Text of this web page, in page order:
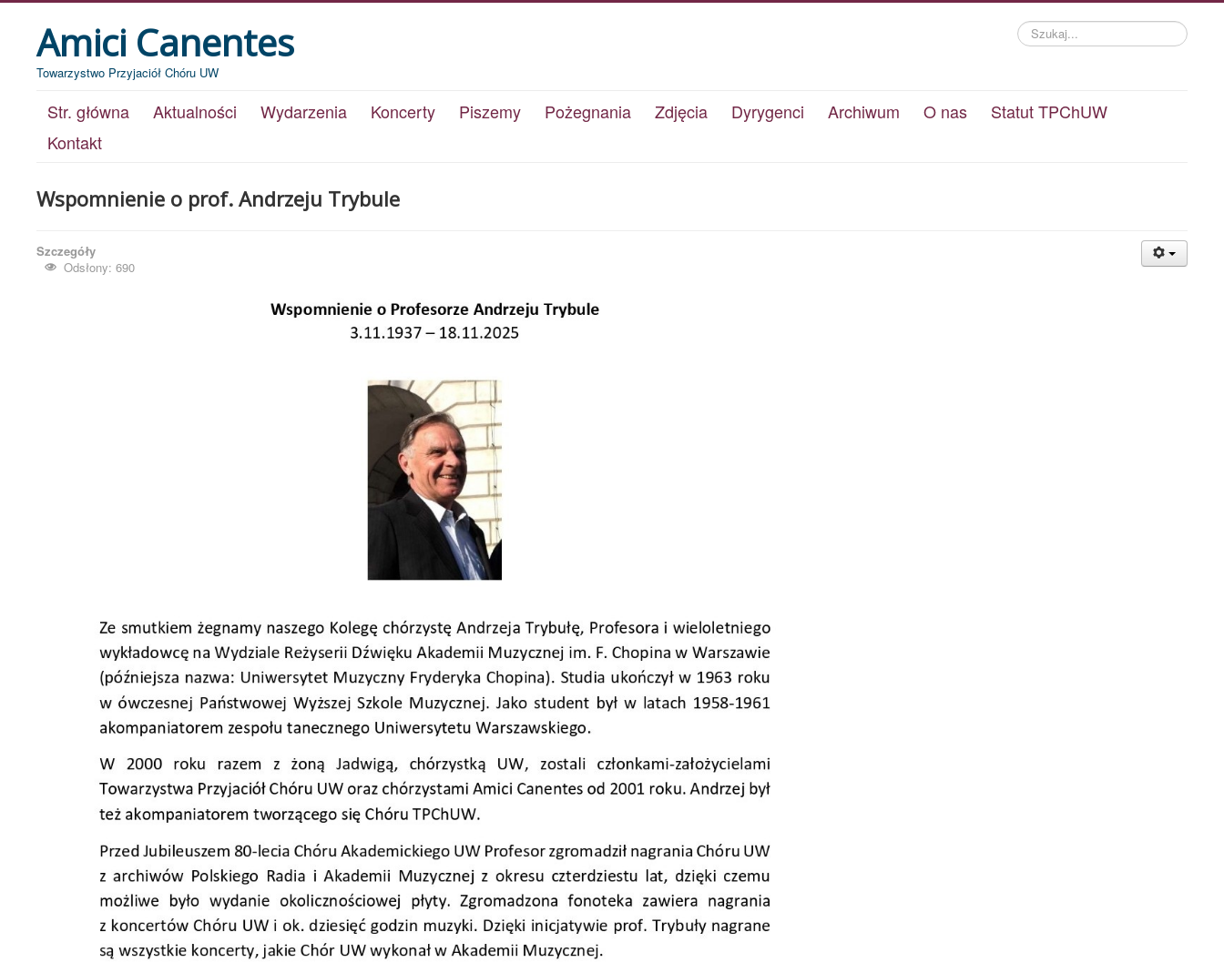
Amici Canentes
Towarzystwo Przyjaciół Chóru UW
Szukaj...
Str. główna Aktualności Wydarzenia Koncerty Piszemy Pożegnania Zdjęcia Dyrygenci Archiwum O nas
Statut TPChUW
Kontakt
Wspomnienie o prof. Andrzeju Trybule
Szczegóły
Odsłony: 690